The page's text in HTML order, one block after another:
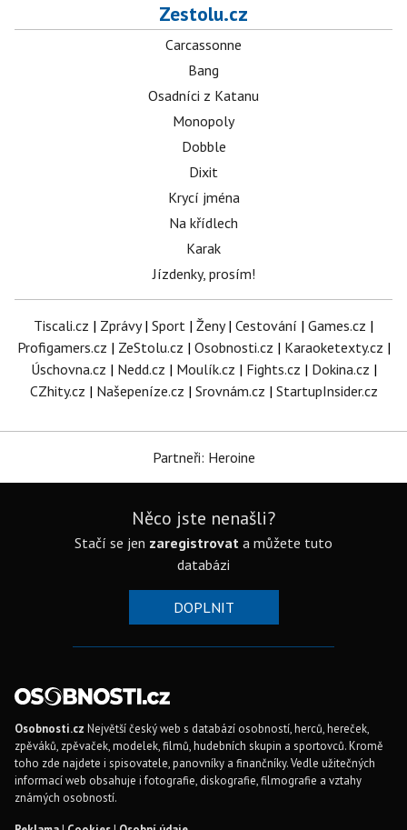
Zestolu.cz
Carcassonne
Bang
Osadníci z Katanu
Monopoly
Dobble
Dixit
Krycí jména
Na křídlech
Karak
Jízdenky, prosím!
Tiscali.cz | Zprávy| Sport | Ženy| Cestování | Games.cz |
Profigamers.cz | ZeStolu.cz | Osobnosti.cz | Karaoketexty.cz |
Úschovna.cz | Nedd.cz | Moulík.cz | Fights.cz | Dokina.cz |
CZhity.cz | Našepeníze.cz | Srovnám.cz | StartupInsider.cz
Partneři: Heroine
Něco jste nenašli?
Stačí se jen zaregistrovat a můžete tuto
databázi
DOPLNIT
Osobnosti.cz Největší český web s databází osobností, herců, hereček,
zpěváků, zpěvaček, modelek, filmů, hudebních skupin a sportovců. Kromě
toho zde najdete i spisovatele, panovníky a finančníky. Vedle užitečných
informací web obsahuje i fotografie, diskografie, filmografie a vztahy
známých osobností.